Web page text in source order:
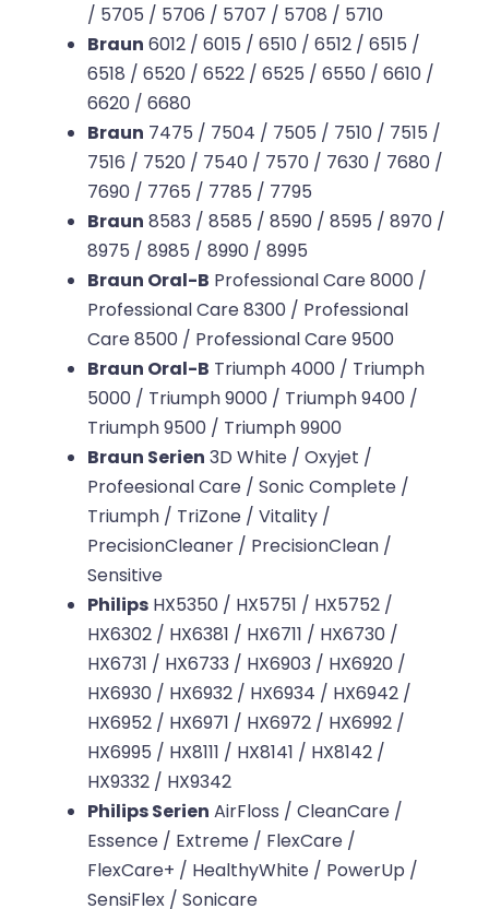
/ 5705 / 5706 / 5707 / 5708 / 5710
Braun 6012 / 6015 / 6510 / 6512 / 6515 /
6518 / 6520 / 6522 / 6525 / 6550 / 6610 /
6620 / 6680
Braun 7475 / 7504 / 7505 / 7510 / 7515 /
7516 / 7520 / 7540 / 7570 / 7630 / 7680 /
7690 / 7765 / 7785 / 7795
Braun 8583 / 8585 / 8590 / 8595 / 8970 /
8975 / 8985 / 8990 / 8995
Braun Oral-B Professional Care 8000 /
Professional Care 8300 / Professional
Care 8500 / Professional Care 9500
Braun Oral-B Triumph 4000 / Triumph
5000 / Triumph 9000 / Triumph 9400 /
Triumph 9500 / Triumph 9900
Braun Serien 3D White / Oxyjet /
Profeesional Care / Sonic Complete /
Triumph / TriZone / Vitality /
PrecisionCleaner / PrecisionClean /
Sensitive
Philips HX5350 / HX5751 / HX5752 /
HX6302 / HX6381 / HX6711 / HX6730 /
HX6731 / HX6733 / HX6903 / HX6920 /
HX6930 / HX6932 / HX6934 / HX6942 /
HX6952 / HX6971 / HX6972 / HX6992 /
HX6995 / HX8111 / HX8141 / HX8142 /
HX9332 / HX9342
Philips Serien AirFloss / CleanCare /
Essence / Extreme / FlexCare /
FlexCare+ / HealthyWhite / PowerUp /
SensiFlex / Sonicare